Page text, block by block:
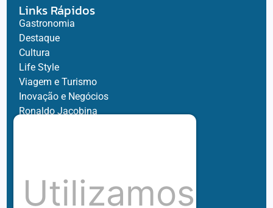
Links Rápidos
Gastronomia
Destaque
Cultura
Life Style
Viagem e Turismo
Inovação e Negócios
Ronaldo Jacobina
Hubnexxo
Tidelli
Utilizamos